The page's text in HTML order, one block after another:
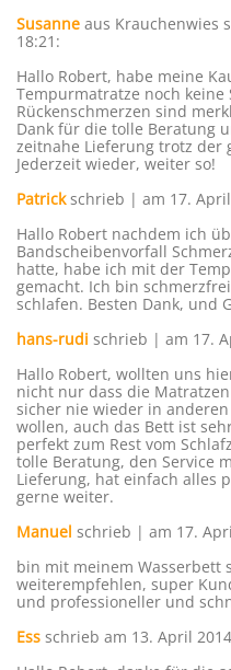
Susanne aus Krauchenwies
18:21 :
Hallo Robert, habe meine
Tempurmatratze noch keine
Rückenschmerzen sind
Dank für die tolle Beratung
zeitnahe Lieferung trotz der
Jederzeit wieder, weiter so!
Patrick schrieb | am 17.
Hallo Robert nachdem ich
Bandscheibenvorfall
hatte, habe ich mit der
gemacht. Ich bin
schlafen. Besten Dank, und
hans-rudi schrieb | am 17.
Hallo Robert, wollten uns
nicht nur dass die
sicher nie wieder in
wollen, auch das Bett ist
perfekt zum Rest vom
tolle Beratung, den Service
Lieferung, hat einfach alles
gerne weiter.
Manuel schrieb | am 17.
bin mit meinem Wasserbett
weiterempfehlen, super
und professioneller und
Ess schrieb am 13. April 2014